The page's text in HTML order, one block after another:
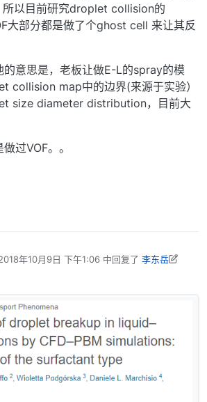
以目前研究droplet collision的
大部分都是做了个ghost cell 来让其反
的意思是，老板让做E-L的spray的模
collision map中的边界(来源于实验）
size diameter distribution，目前大
过VOF。。
年10月9日 下午1:06中回复了 李东岳
由 李东岳 编辑 2018年10月10日 上午7:45